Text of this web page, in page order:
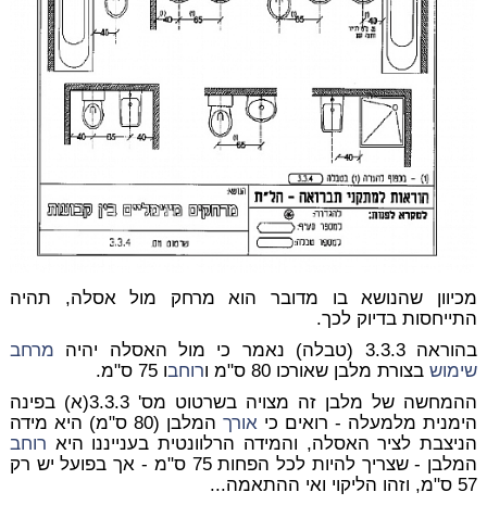
מכיוון שהנושא בו מדובר הוא מרחק מול אסלה, תהיה
התייחסות בדיוק לכך.
בהוראה 3.3.3 (טבלה) נאמר כי מול האסלה יהיה
מרחב
שימושבצורת מלבן שאורכו 80 ס"מ ו רוחבו 75 ס"מ.
ההמחשה של מלבן זה מצויה בשרטוט מס' 3.3.3(א) בפינה
הימנית מלמעלה - רואים כי אורך
המלבן (80 ס"מ) היא מידה
הניצבת לציר האסלה, והמידה הרלוונטית בענייננו היא רוחב
המלבן - שצריך להיות לכל הפחות 75 ס"מ - אך בפועל יש רק
57 ס"מ, וזהו הליקוי ואי ההתאמה...